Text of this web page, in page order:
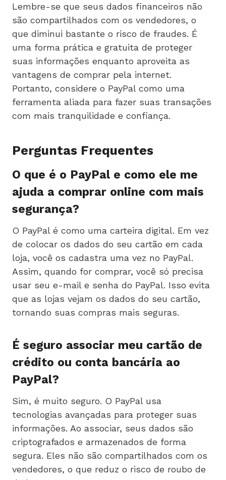
Lembre-se que seus dados financeiros não
são compartilhados com os vendedores, o
que diminui bastante o risco de fraudes. É
uma forma prática e gratuita de proteger
suas informações enquanto aproveita as
vantagens de comprar pela internet.
Portanto, considere o PayPal como uma
ferramenta aliada para fazer suas transações
com mais tranquilidade e confiança.
Perguntas Frequentes
O que é o PayPal e como ele me
ajuda a comprar online com mais
segurança?
O PayPal é como uma carteira digital. Em vez
de colocar os dados do seu cartão em cada
loja, você os cadastra uma vez no PayPal.
Assim, quando for comprar, você só precisa
usar seu e-mail e senha do PayPal. Isso evita
que as lojas vejam os dados do seu cartão,
tornando suas compras mais seguras.
É seguro associar meu cartão de
crédito ou conta bancária ao
PayPal?
Sim, é muito seguro. O PayPal usa
tecnologias avançadas para proteger suas
informações. Ao associar, seus dados são
criptografados e armazenados de forma
segura. Eles não são compartilhados com os
vendedores, o que reduz o risco de roubo de